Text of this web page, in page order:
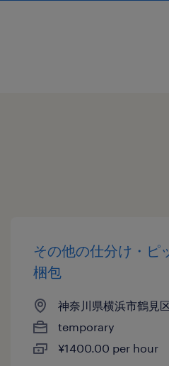
その他の仕分け・ピ
梱包
神奈川県横浜市鶴見
temporary
¥1400.00 per hour